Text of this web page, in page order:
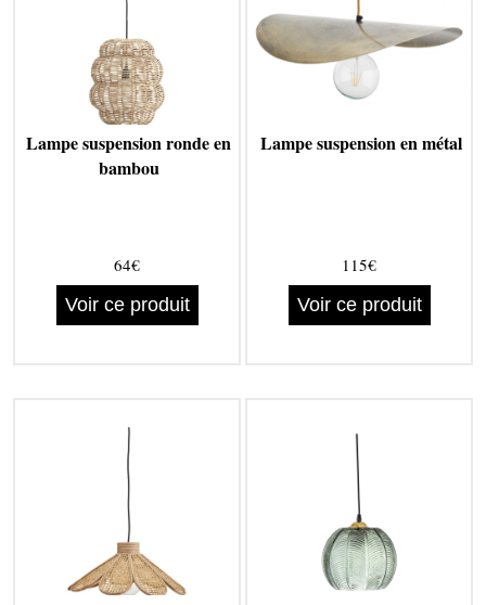
Lampe suspension ronde en
bambou
64€
Voir ce produit
Lampe suspension en métal
115€
Voir ce produit